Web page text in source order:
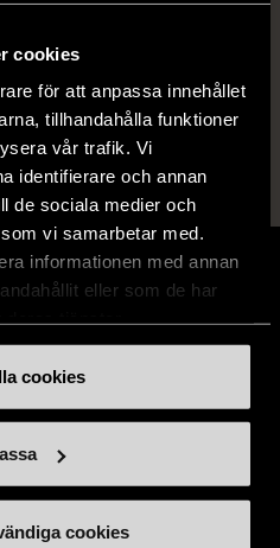
cookies
för att anpassa innehållet
tillhandahålla funktioner
vår trafik. Vi
identifierare och annan
de sociala medier och
vi samarbetar med.
informationen med annan
eller som de har
cookies
cookies
inte ha några skador eller
hur vi bedömer